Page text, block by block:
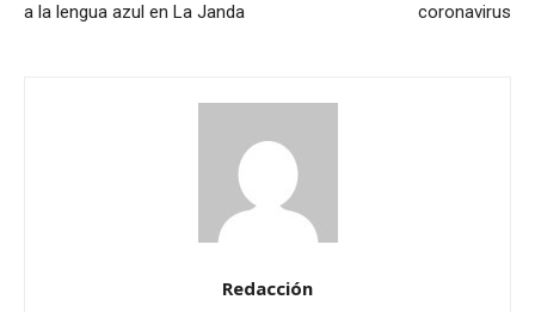
a la lengua azul en La Janda
coronavirus
Redacción